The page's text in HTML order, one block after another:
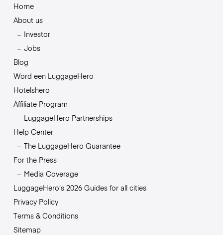
Home
About us
Investor
Jobs
Blog
Word een LuggageHero
Hotelshero
Affiliate Program
LuggageHero Partnerships
Help Center
The LuggageHero Guarantee
For the Press
Media Coverage
LuggageHero’s 2026 Guides for all cities
Privacy Policy
Terms & Conditions
Sitemap